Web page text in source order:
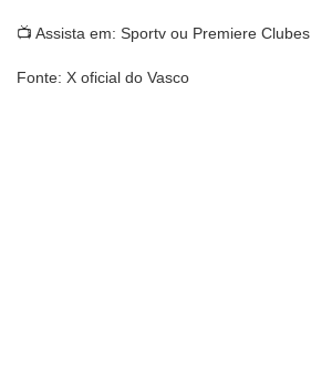
📺 Assista em: Sportv ou Premiere Clubes
Fonte: X oficial do Vasco